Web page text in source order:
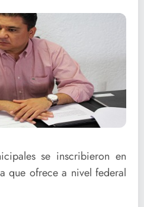
se inscribieron en
que ofrece a nivel federal